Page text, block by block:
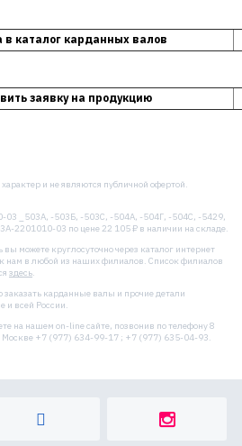
каталог карданных валов
заявку на продукцию
и не являются публичной офертой.
_503А, -503Б, -503С, -504А, -504Г, -504С, -5429,
2201010-03 по цене 22 105 ₽ в наличии на складе.
можете круглосуточно через каталог интернет
нам в любой из наших филиалов. Список филиалов
здесь.
карданные валы и прочие детали
и всей России.
на нашем on-line сайте, позвонив по телефону 8
Москве +7 (977) 634-99-17 ; +7 (977) 635-04-93.